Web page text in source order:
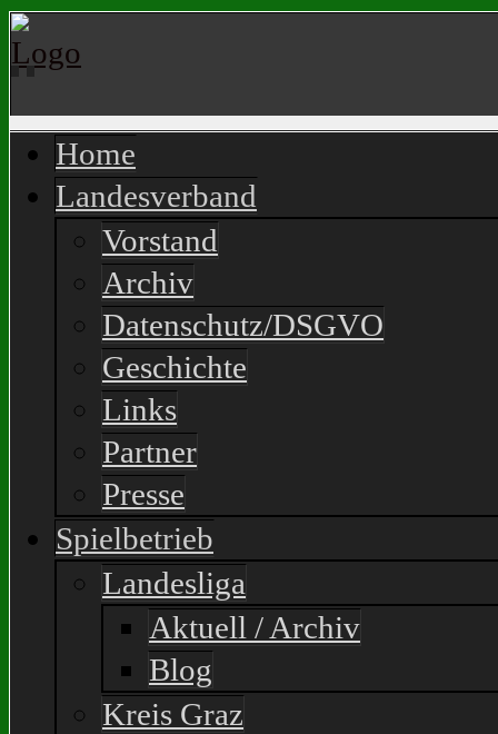
Home
Landesverband
Vorstand
Archiv
Datenschutz/DSGVO
Geschichte
Links
Partner
Presse
Spielbetrieb
Landesliga
Aktuell / Archiv
Blog
Kreis Graz